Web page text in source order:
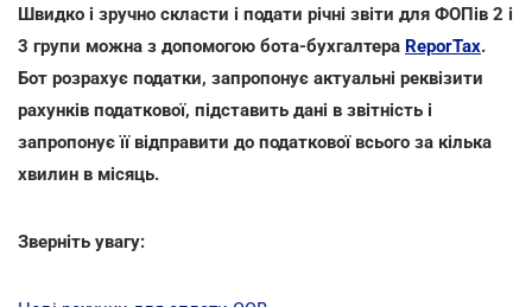
Швидко і зручно скласти і подати річні звіти для ФОПів 2 і
3 групи можна з допомогою бота-бухгалтера ReporTax.
Бот розрахує податки, запропонує актуальні реквізити
рахунків податкової, підставить дані в звітність і
запропонує її відправити до податкової всього за кілька
хвилин в місяць.
Зверніть увагу: